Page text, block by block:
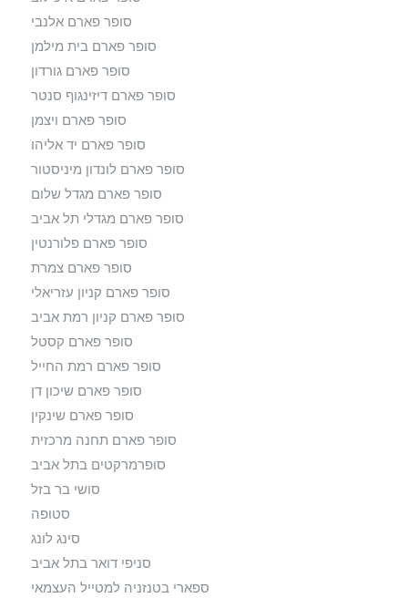
סופר פארם אלנבי
סופר פארם בית מילמן
סופר פארם גורדון
סופר פארם דיזינגוף סנטר
סופר פארם ויצמן
סופר פארם יד אליהו
סופר פארם לונדון מיניסטור
סופר פארם מגדל שלום
סופר פארם מגדלי תל אביב
סופר פארם פלורנטין
סופר פארם צמרת
סופר פארם קניון עזריאלי
סופר פארם קניון רמת אביב
סופר פארם קסטל
סופר פארם רמת החייל
סופר פארם שיכון דן
סופר פארם שינקין
סופר פארם תחנה מרכזית
סופרמרקטים בתל אביב
סושי בר בזל
סטופה
סינג לונג
סניפי דואר בתל אביב
ספארי בטנזניה למטייל העצמאי